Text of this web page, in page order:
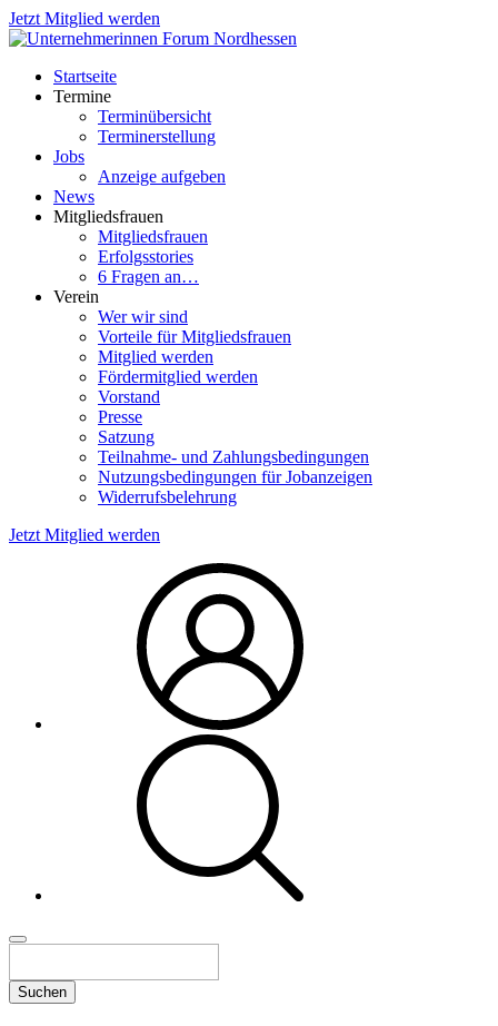
Jetzt Mitglied werden
Startseite
Termine
Terminübersicht
Terminerstellung
Jobs
Anzeige aufgeben
News
Mitgliedsfrauen
Mitgliedsfrauen
Erfolgsstories
6 Fragen an…
Verein
Wer wir sind
Vorteile für Mitgliedsfrauen
Mitglied werden
Fördermitglied werden
Vorstand
Presse
Satzung
Teilnahme- und Zahlungsbedingungen
Nutzungsbedingungen für Jobanzeigen
Widerrufsbelehrung
Jetzt Mitglied werden
Suchen